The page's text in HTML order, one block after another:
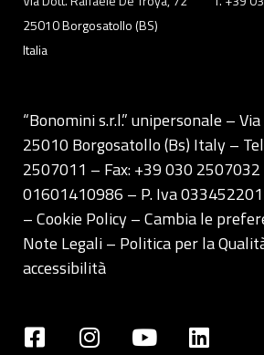
verranno installati i soli cookie
funzionamento del sito. Per tutte le
25010 Borgosatollo (BS)
Italia
“Bonomini s.r.l.” unipersonale –
25010 Borgosatollo (Bs) Italy –
2507011 – Fax: +39 030 2507032
01601410986 – P. Iva
– Cookie Policy –Cambia le
Note Legali– Politica per la
accessibilità